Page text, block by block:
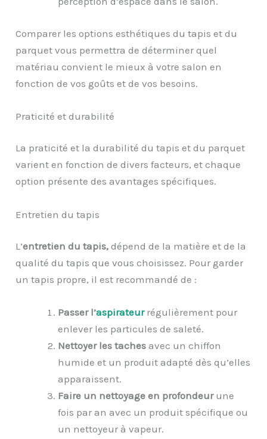
Comparer les options esthétiques du tapis et du
parquet vous permettra de déterminer quel
matériau convient le mieux à votre salon en
fonction de vos goûts et de vos besoins.
Praticité et durabilité
La praticité et la durabilité du tapis et du parquet
varient en fonction de divers facteurs, et chaque
option présente des avantages spécifiques.
Entretien du tapis
L’entretien du tapis, dépend de la matière et de la
qualité du tapis que vous choisissez. Pour garder
un tapis propre, il est recommandé de :
Passer l’aspirateurrégulièrement pour
enlever les particules de saleté.
Nettoyer les taches avec un chiffon
humide et un produit adapté dès qu’elles
apparaissent.
Faire un nettoyage en profondeurune
fois par an avec un produit spécifique ou
un nettoyeur à vapeur.